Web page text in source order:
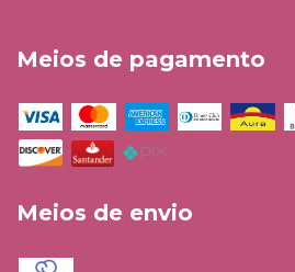
Meios de pagamento
Meios de envio